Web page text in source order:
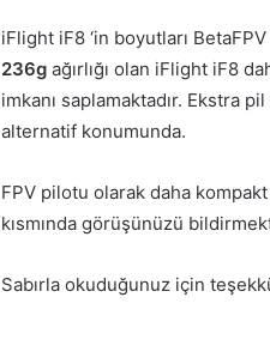
iFlight iF8 ‘in boyutları
236g ağırlığı olan iFlight iF8
imkanı saplamaktadır. Ekstra
alternatif konumunda.
FPV pilotu olarak daha
kısmında görüşünüzü
Sabırla okuduğunuz için